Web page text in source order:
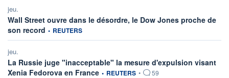
jeu.
Wall Street ouvre dans le désordre, le Dow Jones proche de
son record information fournie par
• REUTERS
jeu.
La Russie juge "inacceptable" la mesure d'expulsion visant
Xenia Fedorova en France information fournie par
• REUTERS • 59